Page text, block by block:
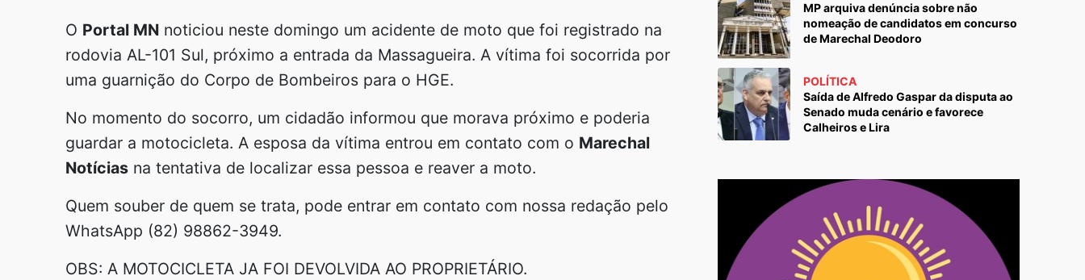
O Portal MN noticiou neste domingo um acidente de moto que foi registrado na
rodovia AL-101 Sul, próximo a entrada da Massagueira. A vítima foi socorrida por
uma guarnição do Corpo de Bombeiros para o HGE.
No momento do socorro, um cidadão informou que morava próximo e poderia
guardar a motocicleta. A esposa da vítima entrou em contato com o Marechal
Notícias na tentativa de localizar essa pessoa e reaver a moto.
Quem souber de quem se trata, pode entrar em contato com nossa redação pelo
WhatsApp (82) 98862-3949.
OBS: A MOTOCICLETA JA FOI DEVOLVIDA AO PROPRIETÁRIO.
MP arquiva denúncia sobre não
nomeação de candidatos em concurso
de Marechal Deodoro
POLÍTICA
Saída de Alfredo Gaspar da disputa ao
Senado muda cenário e favorece
Calheiros e Lira